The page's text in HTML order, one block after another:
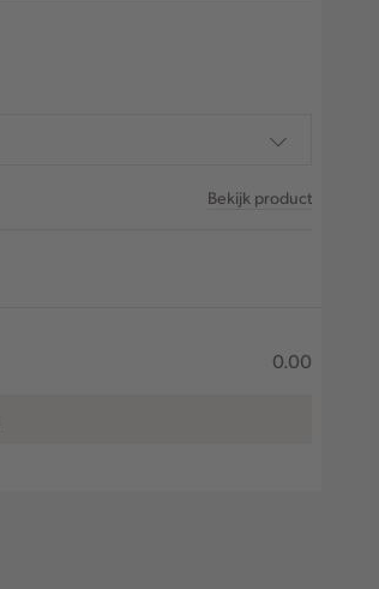
Bekijk product
0.00